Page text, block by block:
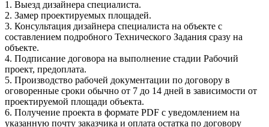
1. Выезд дизайнера специалиста.
2. Замер проектируемых площадей.
3. Консультация дизайнера специалиста на объекте с
составлением подробного Технического Задания сразу на
объекте.
4. Подписание договора на выполнение стадии Рабочий
проект, предоплата.
5. Производство рабочей документации по договору в
оговоренные сроки обычно от 7 до 14 дней в зависимости от
проектируемой площади объекта.
6. Получение проекта в формате PDF с уведомлением на
указанную почту заказчика и оплата остатка по договору